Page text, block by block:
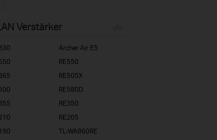
Verstärker
Archer Air E5
RE550
RE505X
RE580D
RE350
RE205
TL-WA860RE